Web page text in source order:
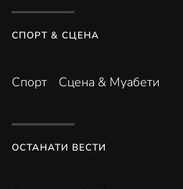
СПОРТ & СЦЕНА
Спорт Сцена & Муабети
ОСТАНАТИ ВЕСТИ